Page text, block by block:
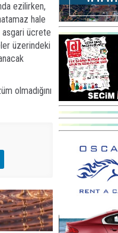
ezilirken,
hale
asgari ücrete
üzerindeki
olmadığını